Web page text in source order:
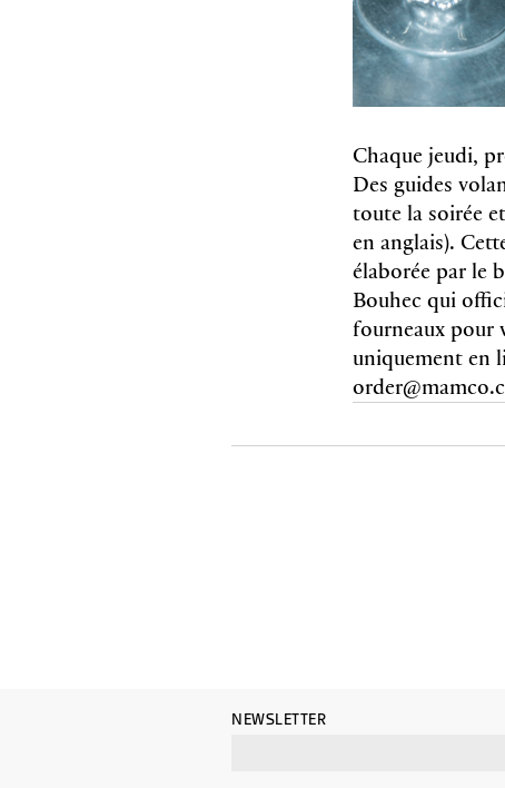
Chaque jeudi,
Des guides
toute la soirée
en anglais).
élaborée par le
Bouhec qui
fourneaux pour
uniquement en
NEWSLETTER